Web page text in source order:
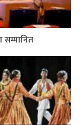
सम्मानित